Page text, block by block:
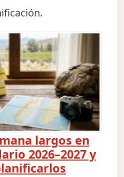
largos en
2026–2027 y